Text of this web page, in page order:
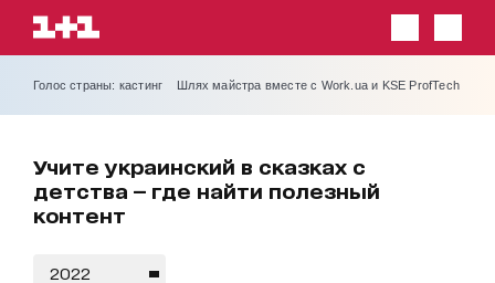
Голос страны: кастинг Шлях майстра вместе с Work.ua и KSE ProfTech
Учите украинский в сказках с
детства — где найти полезный
контент
2022